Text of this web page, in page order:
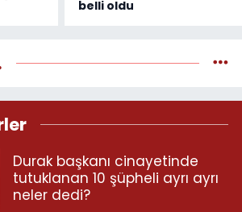
belli oldu
Durak başkanı cinayetinde
tutuklanan 10 şüpheli ayrı ayrı
neler dedi?